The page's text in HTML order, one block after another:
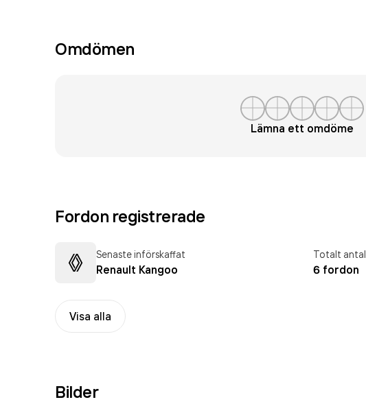
Omdömen
Lämna ett omdöme
Fordon registrerade
Senaste införskaffat
Renault Kangoo
Totalt antal
6 fordon
Visa alla
Bilder